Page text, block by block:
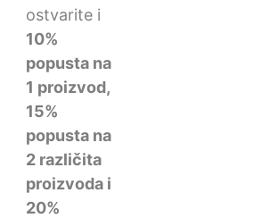
ostvarite i
10%
popusta na
1 proizvod,
15%
popusta na
2 različita
proizvoda i
20%